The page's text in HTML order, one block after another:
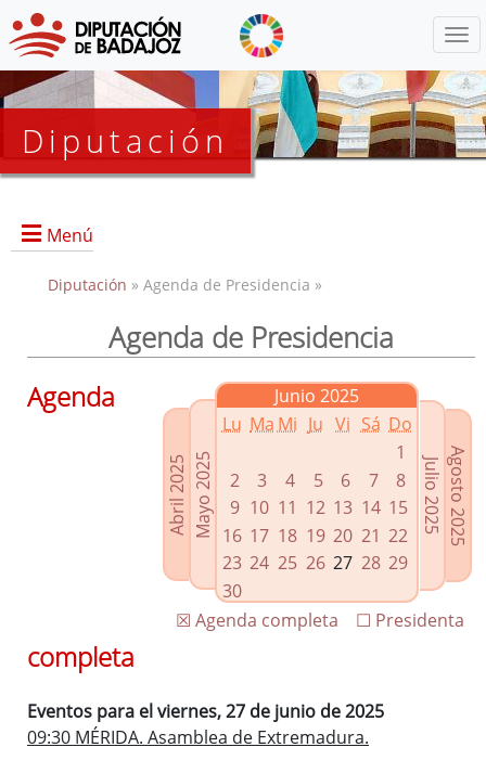
Diputación
Menú
Presidencia
Grupos Políticos
Enlaces relacionados
Agenda de Presidencia
Plenos provinciales y Juntas de gobierno
Oficina de Proyectos Europeos
Diputación » Agenda de Presidencia »
Agenda de Presidencia
Abril 2025Mayo 2025
Junio 2025
Lu Ma Mi Ju Vi Sá Do
1
2
3 4 5 6 7
8
9 10 11 12 13 14 15
16 17 18 19 20 21 22
23 24 25 26 27 28 29
30
Agosto 2025
Julio 2025
☐ Presidenta
☒ Agenda completa
Agenda
completa
Eventos para el viernes, 27 de junio de 2025
09:30 MÉRIDA. Asamblea de Extremadura.